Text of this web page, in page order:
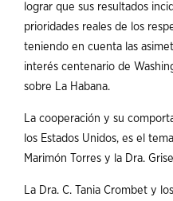
lograr que sus resultados
prioridades reales de los
teniendo en cuenta las
interés centenario de
sobre La Habana.
La cooperación y su
los Estados Unidos, es el
Marimón Torres y la Dra.
La Dra. C. Tania Crombet y